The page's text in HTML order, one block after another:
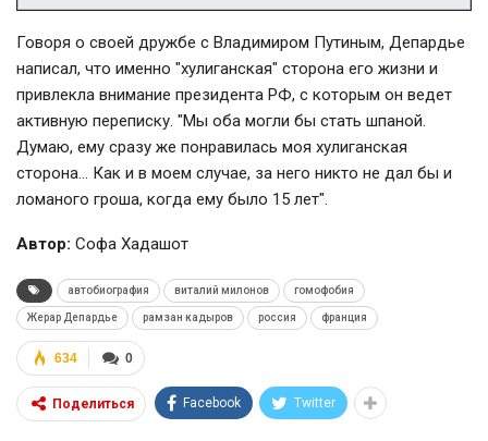
Говоря о своей дружбе с Владимиром Путиным, Депардье
написал, что именно "хулиганская" сторона его жизни и
привлекла внимание президента РФ, с которым он ведет
активную переписку. "Мы оба могли бы стать шпаной.
Думаю, ему сразу же понравилась моя хулиганская
сторона… Как и в моем случае, за него никто не дал бы и
ломаного гроша, когда ему было 15 лет".
Автор: Софа Хадашот
автобиография виталий милонов гомофобия
Жерар Депардье рамзан кадыров россия франция
0
634
Поделиться Facebook Twitter